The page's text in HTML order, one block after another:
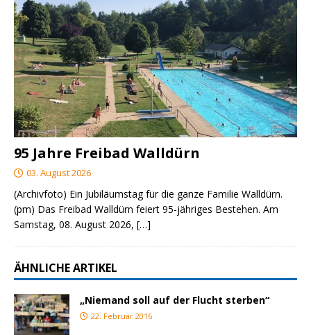
95 Jahre Freibad Walldürn
03. August 2026
(Archivfoto) Ein Jubiläumstag für die ganze Familie Walldürn.
(pm) Das Freibad Walldürn feiert 95-jähriges Bestehen. Am
Samstag, 08. August 2026, […]
ÄHNLICHE ARTIKEL
„Niemand soll auf der Flucht sterben“
22. Februar 2016